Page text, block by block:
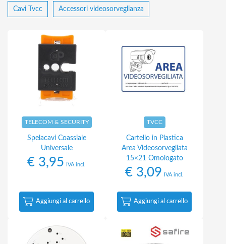
Cavi Tvcc Accessori videosorveglianza
TELECOM & SECURITY
Spelacavi Coassiale
Universale
€ 3,95 IVA incl.
Aggiungi al carrello
TVCC
Cartello in Plastica
Area Videosorvegliata
15×21 Omologato
€ 3,09 IVA incl.
Aggiungi al carrello